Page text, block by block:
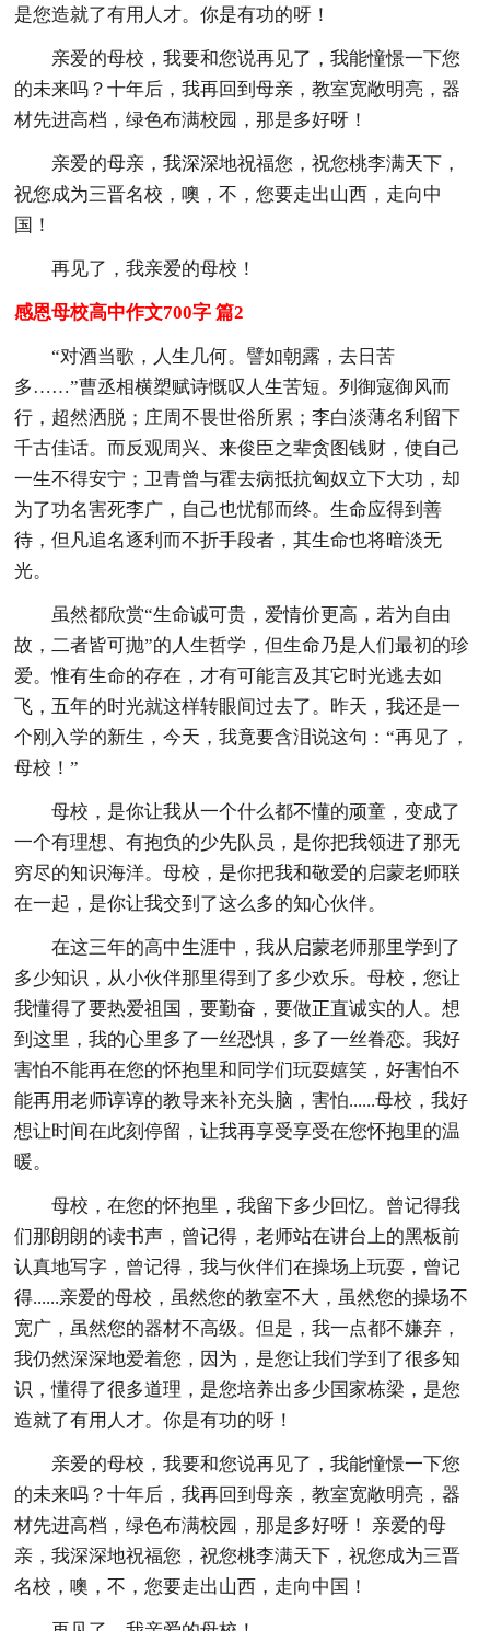
是您造就了有用人才。你是有功的呀！
亲爱的母校，我要和您说再见了，我能憧憬一下您
的未来吗？十年后，我再回到母亲，教室宽敞明亮，器
材先进高档，绿色布满校园，那是多好呀！
亲爱的母亲，我深深地祝福您，祝您桃李满天下，
祝您成为三晋名校，噢，不，您要走出山西，走向中
国！
再见了，我亲爱的母校！
感恩母校高中作文700字 篇2
“对酒当歌，人生几何。譬如朝露，去日苦
多……”曹丞相横槊赋诗慨叹人生苦短。列御寇御风而
行，超然洒脱；庄周不畏世俗所累；李白淡薄名利留下
千古佳话。而反观周兴、来俊臣之辈贪图钱财，使自己
一生不得安宁；卫青曾与霍去病抵抗匈奴立下大功，却
为了功名害死李广，自己也忧郁而终。生命应得到善
待，但凡追名逐利而不折手段者，其生命也将暗淡无
光。
虽然都欣赏“生命诚可贵，爱情价更高，若为自由
故，二者皆可抛”的人生哲学，但生命乃是人们最初的珍
爱。惟有生命的存在，才有可能言及其它时光逃去如
飞，五年的时光就这样转眼间过去了。昨天，我还是一
个刚入学的新生，今天，我竟要含泪说这句：“再见了，
母校！”
母校，是你让我从一个什么都不懂的顽童，变成了
一个有理想、有抱负的少先队员，是你把我领进了那无
穷尽的知识海洋。母校，是你把我和敬爱的启蒙老师联
在一起，是你让我交到了这么多的知心伙伴。
在这三年的高中生涯中，我从启蒙老师那里学到了
多少知识，从小伙伴那里得到了多少欢乐。母校，您让
我懂得了要热爱祖国，要勤奋，要做正直诚实的人。想
到这里，我的心里多了一丝恐惧，多了一丝眷恋。我好
害怕不能再在您的怀抱里和同学们玩耍嬉笑，好害怕不
能再用老师谆谆的教导来补充头脑，害怕......母校，我好
想让时间在此刻停留，让我再享受享受在您怀抱里的温
暖。
母校，在您的怀抱里，我留下多少回忆。曾记得我
们那朗朗的读书声，曾记得，老师站在讲台上的黑板前
认真地写字，曾记得，我与伙伴们在操场上玩耍，曾记
得......亲爱的母校，虽然您的教室不大，虽然您的操场不
宽广，虽然您的器材不高级。但是，我一点都不嫌弃，
我仍然深深地爱着您，因为，是您让我们学到了很多知
识，懂得了很多道理，是您培养出多少国家栋梁，是您
造就了有用人才。你是有功的呀！
亲爱的母校，我要和您说再见了，我能憧憬一下您
的未来吗？十年后，我再回到母亲，教室宽敞明亮，器
材先进高档，绿色布满校园，那是多好呀！ 亲爱的母
亲，我深深地祝福您，祝您桃李满天下，祝您成为三晋
名校，噢，不，您要走出山西，走向中国！